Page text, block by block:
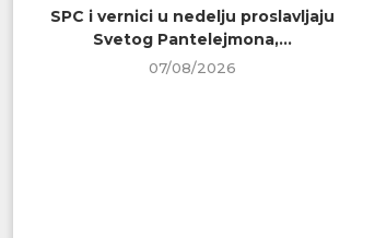
SPC i vernici u nedelju proslavljaju
Svetog Pantelejmona,...
07/08/2026